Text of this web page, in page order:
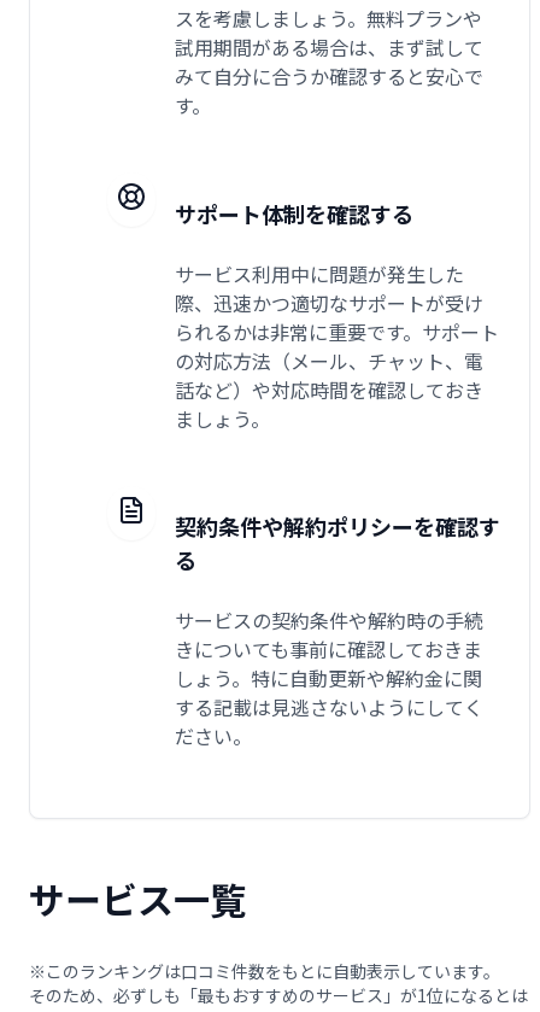
スを考慮しましょう。無料プランや
試用期間がある場合は、まず試して
みて自分に合うか確認すると安心で
す。
サポート体制を確認する
サービス利用中に問題が発生した
際、迅速かつ適切なサポートが受け
られるかは非常に重要です。サポート
の対応方法（メール、チャット、電
話など）や対応時間を確認しておき
ましょう。
契約条件や解約ポリシーを確認す
る
サービスの契約条件や解約時の手続
きについても事前に確認しておきま
しょう。特に自動更新や解約金に関
する記載は見逃さないようにしてく
ださい。
サービス一覧
※このランキングは口コミ件数をもとに自動表示しています。
そのため、必ずしも「最もおすすめのサービス」が1位になるとは